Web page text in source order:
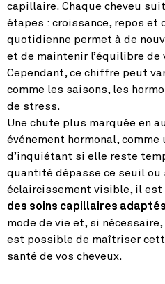
capillaire. Chaque cheveu
étapes : croissance, repos et
quotidienne permet à de
et de maintenir l’équilibre de
Cependant, ce chiffre peut
comme les saisons, les
de stress.
Une chute plus marquée en
événement hormonal, comme
d’inquiétant si elle reste
quantité dépasse ce seuil ou
éclaircissement visible, il est
des soins capillaires adaptés
mode de vie et, si
est possible de maîtriser
santé de vos cheveux.